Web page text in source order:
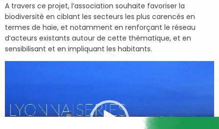
A travers ce projet, l’association souhaite favoriser la
biodiversité en ciblant les secteurs les plus carencés en
termes de haie, et notamment en renforçant le réseau
d’acteurs existants autour de cette thématique, et en
sensibilisant et en impliquant les habitants.